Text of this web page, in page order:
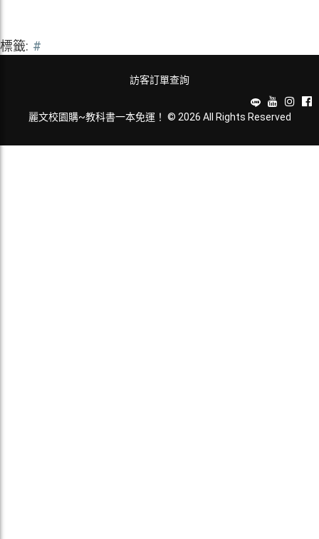
標籤: #
訪客訂單查詢
麗文校園購~教科書一本免運！ © 2026 All Rights Reserved